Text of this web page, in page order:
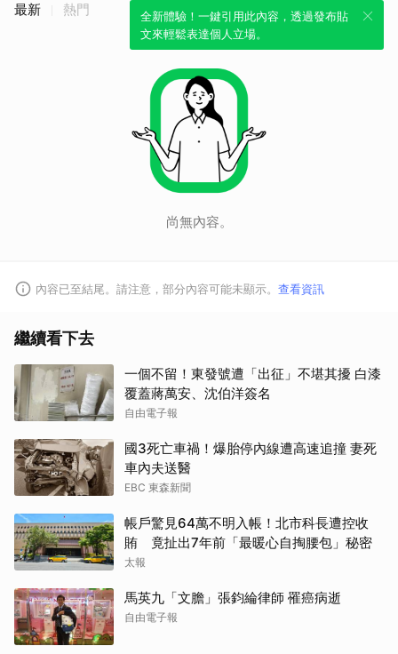
全新體驗！一鍵引用此內容，透過發布貼
文來輕鬆表達個人立場。
最新 熱門
尚無內容。
內容已至結尾。請注意，部分內容可能未顯示。 查看資訊
繼續看下去
一個不留！東發號遭「出征」不堪其擾 白漆
覆蓋蔣萬安、沈伯洋簽名
自由電子報
國3死亡車禍！爆胎停內線遭高速追撞 妻死
車內夫送醫
EBC 東森新聞
帳戶驚見64萬不明入帳！北市科長遭控收
賄 竟扯出7年前「最暖心自掏腰包」秘密
太報
馬英九「文膽」張鈞綸律師 罹癌病逝
自由電子報
取消